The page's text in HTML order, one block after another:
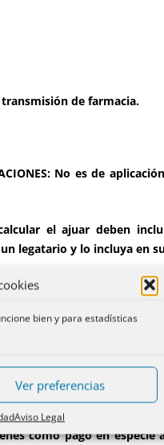
bien y para estadísticas
Ver preferencias
Aviso Legal
transmisión de farmacia.
No es de
calcular el ajuar deben
legatario y lo incluya en
por el banco de parte de
donandi».
en unidad de acto
comunero los dos
en especie mediante
como pago en